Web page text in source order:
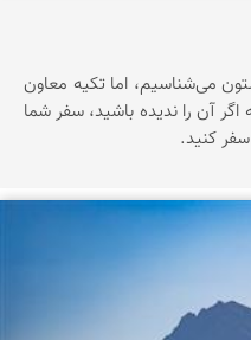
می‌شناسیم، اما تکیه معاون
آن را ندیده باشید، سفر شما
کنید.